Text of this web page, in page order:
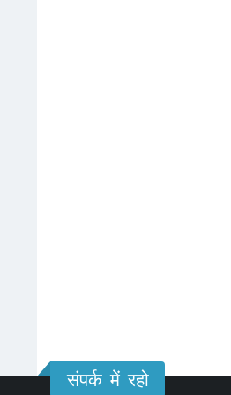
संपर्क में रहो